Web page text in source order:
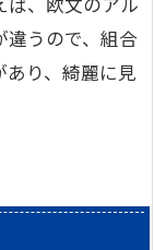
違うので、組合
り、綺麗に見